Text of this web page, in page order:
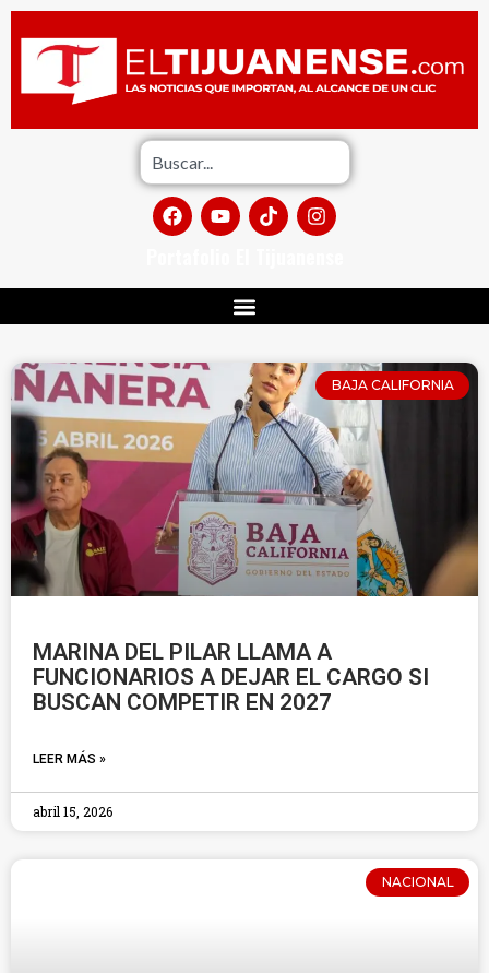
BAJA CALIFORNIA
MARINA DEL PILAR LLAMA A
FUNCIONARIOS A DEJAR EL CARGO SI
BUSCAN COMPETIR EN 2027
LEER MÁS »
abril 15, 2026
NACIONAL